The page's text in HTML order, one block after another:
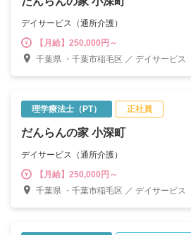
デイサービス（通所介護）
【月給】250,000円～
千葉県 ・千葉市稲毛区 ／ デイサービス
理学療法士（PT） 正社員
だんらんの家 小深町
デイサービス（通所介護）
【月給】250,000円～
千葉県 ・千葉市稲毛区 ／ デイサービス